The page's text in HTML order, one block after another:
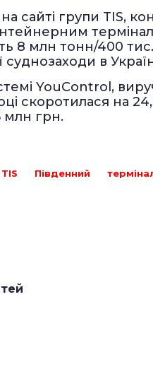
сайті групи TIS,
8 млн тонн/400
суднозаходи в
YouControl,
скоротилася на
млн грн.
TIS Південний